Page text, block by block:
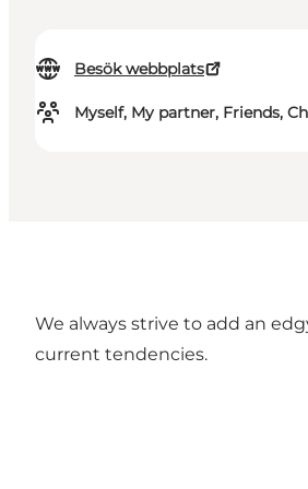
Besök webbplats
Myself, My partner, Friends,
We always strive to add an
current tendencies.